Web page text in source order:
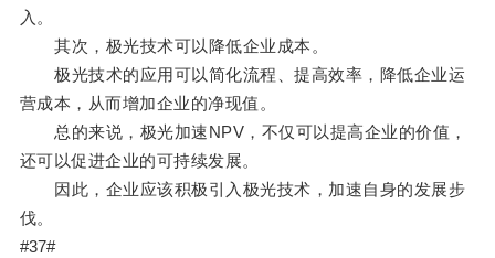
入。
其次，极光技术可以降低企业成本。
极光技术的应用可以简化流程、提高效率，降低企业运
营成本，从而增加企业的净现值。
总的来说，极光加速NPV，不仅可以提高企业的价值，
还可以促进企业的可持续发展。
因此，企业应该积极引入极光技术，加速自身的发展步
伐。
#37#